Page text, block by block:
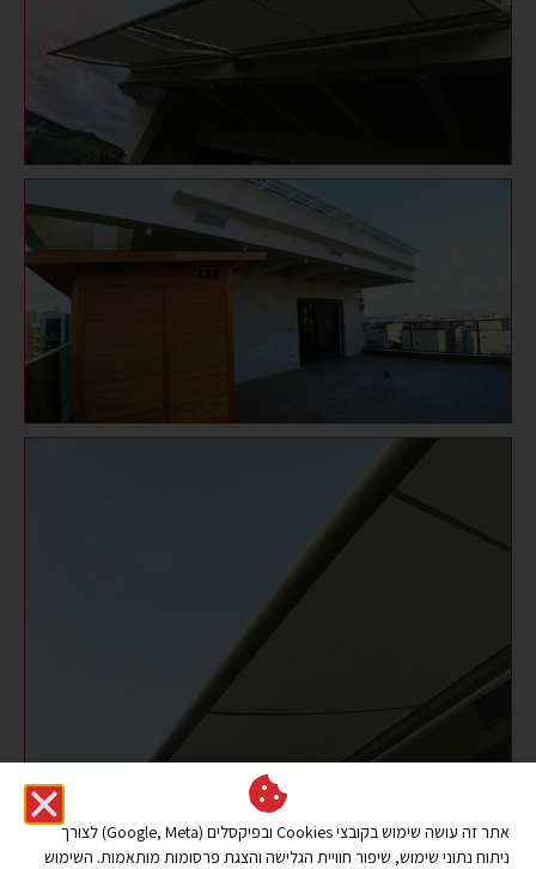
אתר זה עושה שימוש בקובצי Cookies ובפיקסלים (Google, Meta) לצורך
ניתוח נתוני שימוש, שיפור חוויית הגלישה והצגת פרסומות מותאמות. השימוש